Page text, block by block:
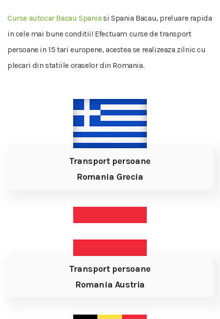
Curse autocar Bacau Spania si Spania Bacau, preluare rapida
in cele mai bune conditii! Efectuam curse de transport
persoane in 15 tari europene, acestea se realizeaza zilnic cu
plecari din statiile oraselor din Romania.
Transport persoane
Romania Grecia
Transport persoane
Romania Austria